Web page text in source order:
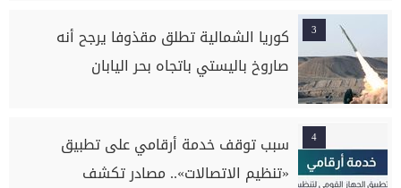
3
كوريا الشمالية تطلق مقذوفا يرجح أنه
صاروخ باليستي باتجاه بحر اليابان
4
سبب توقف خدمة أرقامي على تطبيق
«تنظيم الاتصالات».. مصادر تكشف